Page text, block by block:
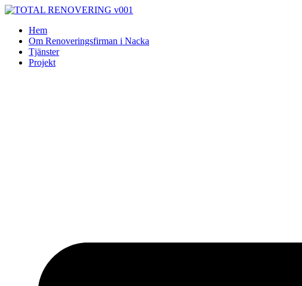
Skip
contentHem
Om Renoveringsfirman i Nacka
Tjänster
Projekt